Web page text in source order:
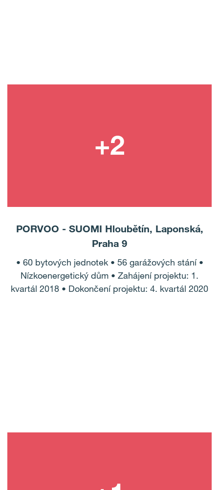
PORVOO - SUOMI Hloubětín, Laponská,
Praha 9
• 60 bytových jednotek • 56 garážových stání •
Nízkoenergetický dům • Zahájení projektu: 1.
kvartál 2018 • Dokončení projektu: 4. kvartál 2020